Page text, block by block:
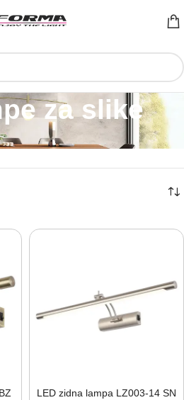
za slike
lampe za slike“
LED zidna lampa LZ003-⁠14 SN